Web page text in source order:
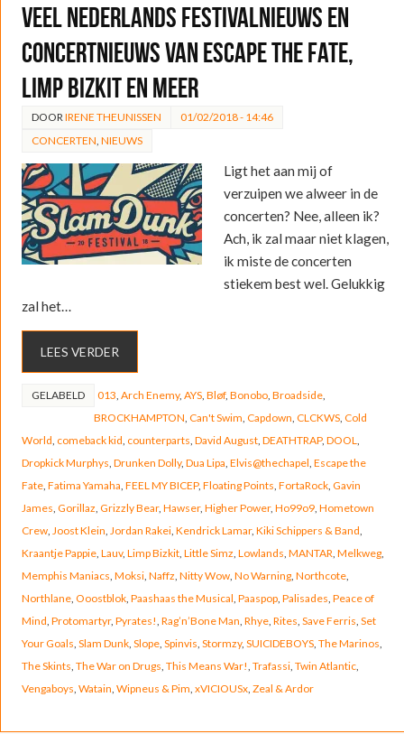
Veel Nederlands festivalnieuws en
concertnieuws van Escape the Fate,
Limp Bizkit en meer
DOOR IRENE THEUNISSEN
01/02/2018 - 14:46
CONCERTEN NIEUWS
Ligt het aan mij of
verzuipen we alweer in de
concerten? Nee, alleen ik?
Ach, ik zal maar niet klagen,
ik miste de concerten
stiekem best wel. Gelukkig
zal het…
LEES VERDER
GELABELD 013 Arch Enemy, AYS, Bløf, Bonobo, Broadside,
BROCKHAMPTON Can't Swim Capdown CLCKWS, Cold
World comeback kid counterparts David August, DEATHTRAP, DOOL
Dropkick Murphys Drunken Dolly, Dua Lipa Elvis@thechapel Escape the
Fate, Fatima Yamaha FEEL MY BICEP, Floating Points FortaRock, Gavin
James Gorillaz Grizzly Bear, Hawser, Higher Power, Ho99o9, Hometown
Crew, Joost Klein Jordan Rakei, Kendrick Lamar, Kiki Schippers & Band
Kraantje Pappie, Lauv, Limp Bizkit, Little Simz Lowlands MANTAR Melkweg,
Memphis Maniacs Moksi, Naffz Nitty Wow, No Warning, Northcote,
Northlane, Ooostblok, Paashaas the Musical Paaspop, Palisades Peace of
Mind Protomartyr, Pyrates! Rag’n’Bone Man Rhye, Rites Save Ferris Set
Your Goals Slam Dunk, Slope, Spinvis Stormzy, SUICIDEBOYS, The Marinos
The Skints The War on Drugs This Means War! Trafassi, Twin Atlantic,
Vengaboys Watain Wipneus & Pim xVICIOUSx, Zeal & Ardor